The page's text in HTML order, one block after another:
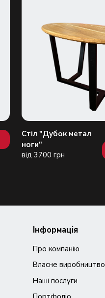
Стіл "Дубок метал
ноги"
від 3700 грн
Інформація
Про компанію
Власне виробництво
Наші послуги